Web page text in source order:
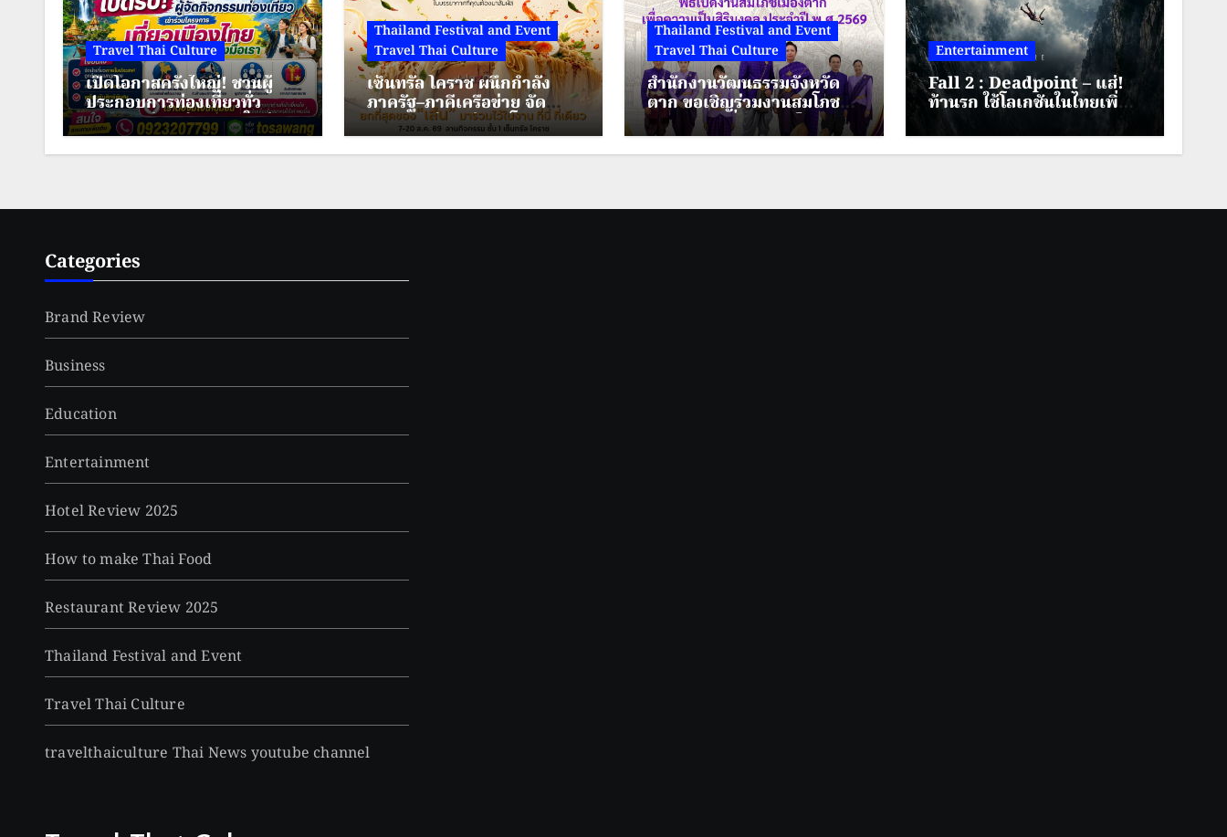
Travel Thai Culture
เปิดโอกาสครั้งใหญ่! ชวนผู้
ประกอบการท่องเที่ยวทั่ว
ประเทศ ร่วมสร้างพลังใหม่ ขับ
เคลื่อนเศรษฐกิจชุมชนไทย
Thailand Festival and Event
Travel Thai Culture
เซ็นทรัล โคราช ผนึกกำลัง
ภาครัฐ–ภาคีเครือข่าย จัด
มหกรรมเส้นแห่งปี “โคราช
เมืองมีเส้น” ดัน “ผัดหมี่ดัง–
ขนมจีนแซ่บ” สู่ Soft Power
Thailand Festival and Event
Travel Thai Culture
สำนักงานวัฒนธรรมจังหวัด
ตาก ขอเชิญร่วมงานสมโภช
เมืองตาก เพื่อความเป็นสิริ
มงคล ประจำปี พ.ศ.2569
ระหว่างวันที่ 28 – 30 สิงหาคม
Entertainment
Fall 2 : Deadpoint – แส่!
ท้านรก ใช้โลเกชันในไทยเพิ่ม
ระดับความหวาดเสียวคูณสอง
Categories
Brand Review
Business
Education
Entertainment
Hotel Review 2025
How to make Thai Food
Restaurant Review 2025
Thailand Festival and Event
Travel Thai Culture
travelthaiculture Thai News youtube channel